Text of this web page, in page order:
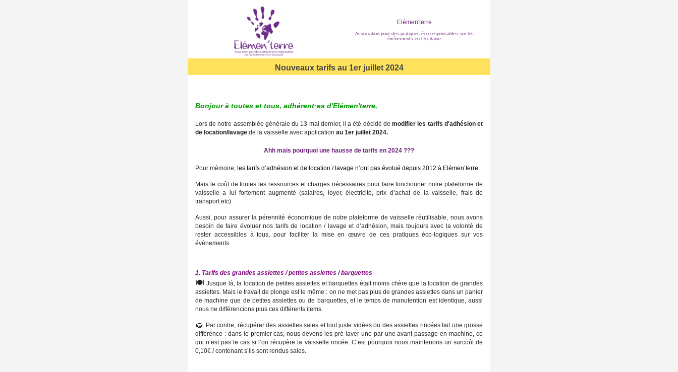
Elémen'terre
Association pour des pratiques éco-responsables sur les
événements en Occitanie
Nouveaux tarifs au 1er juillet 2024
Bonjour à toutes et tous, adhérent·es d'Elémen'terre,
Lors de notre assemblée générale du 13 mai dernier, il a été décidé demodifier les tarifs d'adhésion et
de location/lavage de la vaisselle avec application au 1er juillet 2024.
Ahh mais pourquoi une hausse de tarifs en 2024 ???
Pour mémoire, l es tarifs d’adhésion et de location / lavage n’ont pas évolué depuis 2012 à Elémen’terre.
Mais le coût de toutes les ressources et charges nécessaires pour faire fonctionner notre plateforme de
vaisselle a lui fortement augmenté (salaires, loyer, électricité, prix d’achat de la vaisselle, frais de
transport etc).
Aussi, pour assurer la pérennité économique de notre plateforme de vaisselle réutilisable, nous avons
besoin de faire évoluer nos tarifs de location / lavage et d’adhésion, mais toujours avec la volonté de
rester accessibles à tous, pour faciliter la mise en œuvre de ces pratiques éco-logiques sur vos
événements.
1. Tarifs des grandes assiettes / petites assiettes / barquettes
🍽️ Jusque là, la location de petites assiettes et barquettes était moins chère que la location de grandes
assiettes. Mais le travail de plonge est le même : on ne met pas plus de grandes assiettes dans un panier
de machine que de petites assiettes ou de barquettes, et le temps de manutention est identique, aussi
nous ne différencions plus ces différents items.
🧽 Par contre, récupérer des assiettessales ettout juste vidées ou des assiettes rincées fait une grosse
différence : dans le premier cas, nous devons les pré-laverune par une avant passage en machine, ce
qui n’est pas le cas si l’on récupère la vaisselle rincée. C’est pourquoi nous maintenons un surcoût de
0,10€ / contenant s’ils sont rendus sales.